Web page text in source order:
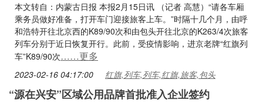
本文转自：内蒙古日报 本报2月15日讯 （记者 高慧）“请各车厢
乘务员做好准备，打开车门迎接旅客上车。”时隔十几个月，由呼
和浩特开往北京西的K89/90次和由包头开往北京的K263/4次旅客
列车分别于近日恢复开行。此前，受疫情影响，进京老牌“红旗列
车”K89/90次……更多
2023-02-16 04:17:00 红旗,列车,列车,红旗,旅客,包头
“源在兴安”区域公用品牌首批准入企业签约